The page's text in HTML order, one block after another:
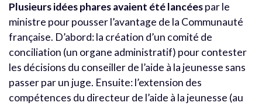
Plusieurs idées phares avaient été lancéespar le
ministre pour pousser l’avantage de la Communauté
française. D’abord: la création d’un comité de
conciliation (un organe administratif) pour contester
les décisions du conseiller de l’aide à la jeunesse sans
passer par un juge. Ensuite: l’extension des
compétences du directeur de l’aide à la jeunesse (au